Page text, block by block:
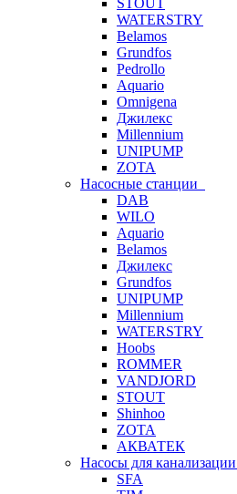
STOUT
WATERSTRY
Belamos
Grundfos
Pedrollo
Aquario
Omnigena
Джилекс
Millennium
UNIPUMP
ZOTA
Насосные станции
DAB
WILO
Aquario
Belamos
Джилекс
Grundfos
UNIPUMP
Millennium
WATERSTRY
Hoobs
ROMMER
VANDJORD
STOUT
Shinhoo
ZOTA
АКВАТЕК
Насосы для канализации
SFA